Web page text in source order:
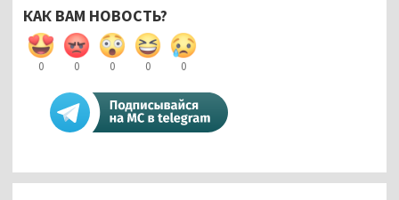
КАК ВАМ НОВОСТЬ?
0 0 0 0 0